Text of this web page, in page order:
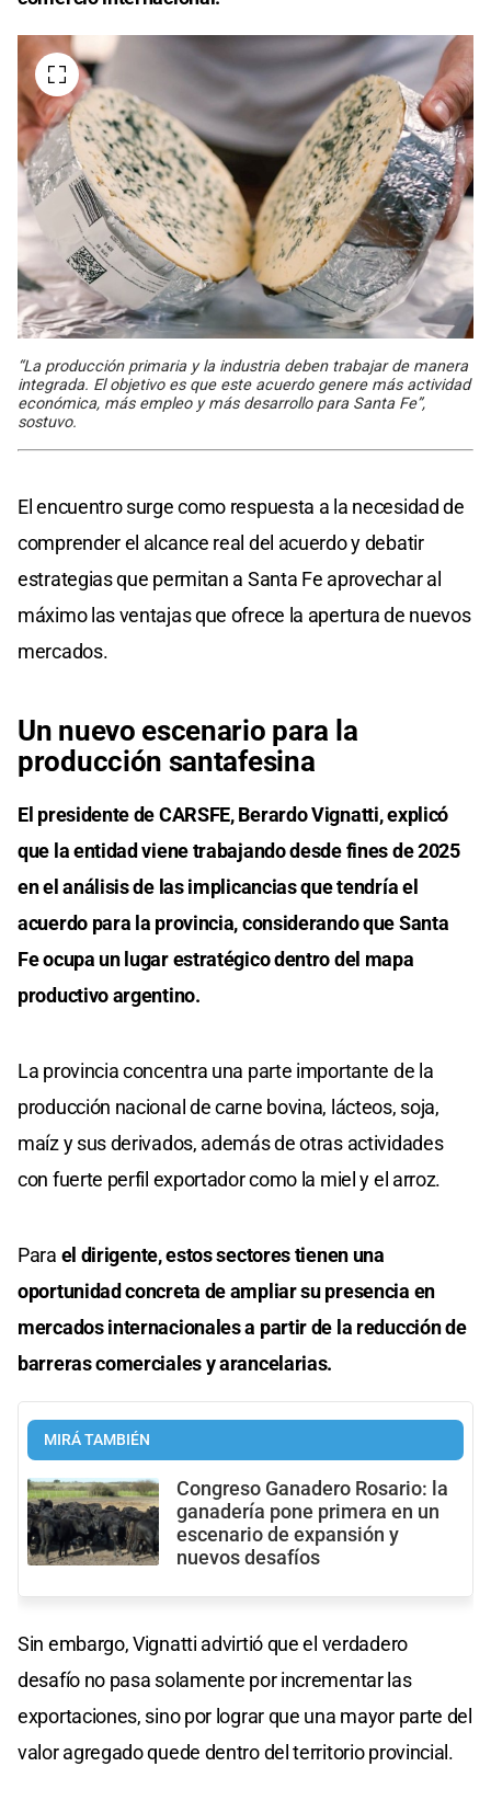
“La producción primaria y la industria deben trabajar de manera
integrada. El objetivo es que este acuerdo genere más actividad
económica, más empleo y más desarrollo para Santa Fe”,
sostuvo.
El encuentro surge como respuesta a la necesidad de
comprender el alcance real del acuerdo y debatir
estrategias que permitan a Santa Fe aprovechar al
máximo las ventajas que ofrece la apertura de nuevos
mercados.
Un nuevo escenario para la
producción santafesina
El presidente de CARSFE, Berardo Vignatti, explicó
que la entidad viene trabajando desde fines de 2025
en el análisis de las implicancias que tendría el
acuerdo para la provincia, considerando que Santa
Fe ocupa un lugar estratégico dentro del mapa
productivo argentino.
La provincia concentra una parte importante de la
producción nacional de carne bovina, lácteos, soja,
maíz y sus derivados, además de otras actividades
con fuerte perfil exportador como la miel y el arroz.
Para el dirigente, estos sectores tienen una
oportunidad concreta de ampliar su presencia en
mercados internacionales a partir de la reducción de
barreras comerciales y arancelarias.
MIRÁ TAMBIÉN
Congreso Ganadero Rosario: la
ganadería pone primera en un
escenario de expansión y
nuevos desafíos
Sin embargo, Vignatti advirtió que el verdadero
desafío no pasa solamente por incrementar las
exportaciones, sino por lograr que una mayor parte del
valor agregado quede dentro del territorio provincial.